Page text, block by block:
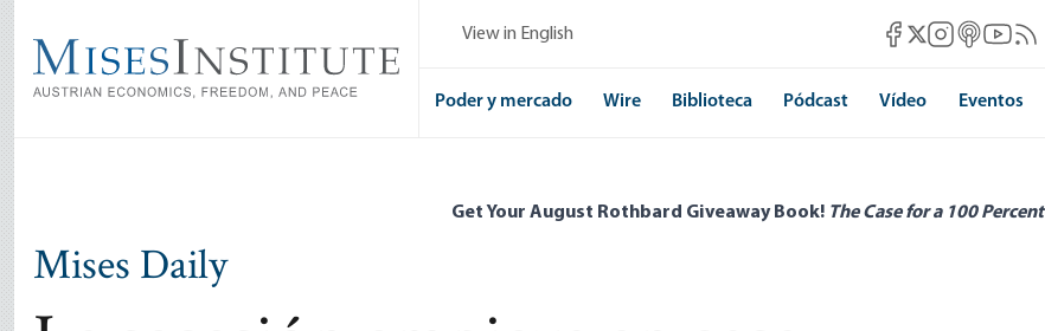
main
content
View in English Mises Facebook
Mises X
MisesMises itunes
Mises
Poder y mercado Wire Biblioteca Pódcast Vídeo Eventos
Get Your August Rothbard Giveaway Book! The Case for a 100
Mises Daily